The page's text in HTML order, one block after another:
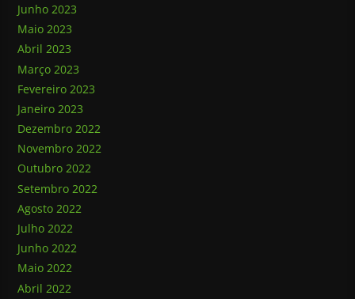
Junho 2023
Maio 2023
Abril 2023
Março 2023
Fevereiro 2023
Janeiro 2023
Dezembro 2022
Novembro 2022
Outubro 2022
Setembro 2022
Agosto 2022
Julho 2022
Junho 2022
Maio 2022
Abril 2022